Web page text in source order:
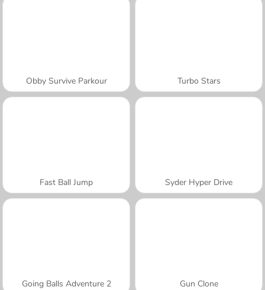
Obby Survive Parkour Turbo Stars
Fast Ball Jump Syder Hyper Drive
Going Balls Adventure 2 Gun Clone